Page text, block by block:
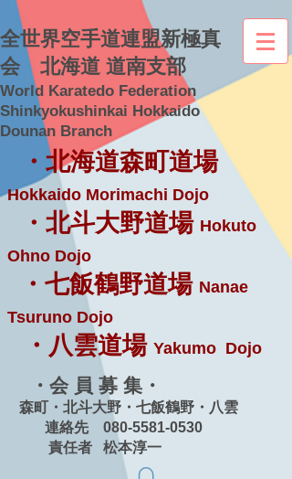
全世界空手道連盟新極真
会 北海道 道南支部
World Karatedo Federation
Shinkyokushinkai Hokkaido
Dounan Branch
・北海道森町道場
Hokkaido Morimachi Dojo
・北斗大野道場 Hokuto
Ohno Dojo
・七飯鶴野道場 Nanae
Tsuruno Dojo
・八雲道場 Yakumo Dojo
・会 員 募 集・
森町・北斗大野・七飯鶴野・八雲
連絡先 080-5581-0530
責任者 松本淳一